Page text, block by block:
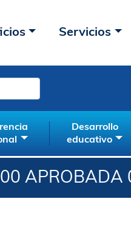
Servicios
Desarrollo
educativo